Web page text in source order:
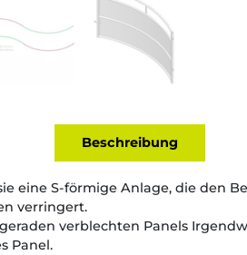
Beschreibung
eine S-förmige Anlage, die den
verringert.
verblechten Panels
Panel.